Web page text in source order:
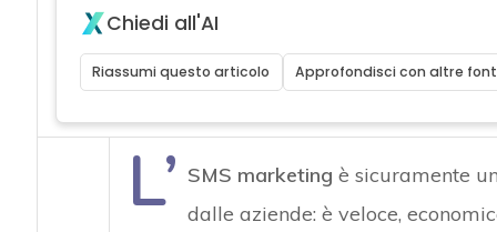
Chiedi all'AI
Riassumi questo articolo Approfondisci con altre
L’ SMS marketing è sicuramente
dalle aziende: è veloce,